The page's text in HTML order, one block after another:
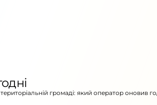
громаді: який оператор оновив